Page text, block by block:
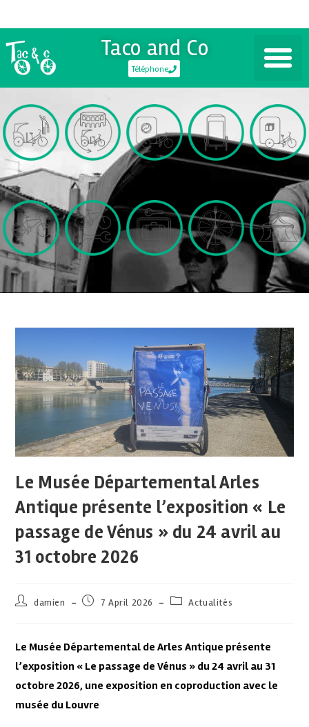
Taco and Co
Téléphone
Le Musée Départemental Arles
Antique présente l’exposition « Le
passage de Vénus » du 24 avril au
31 octobre 2026
damien 7 April 2026 Actualités
Le Musée Départemental de Arles Antique présente
l’exposition « Le passage de Vénus » du 24 avril au 31
octobre 2026, une exposition en coproduction avec le
musée du Louvre